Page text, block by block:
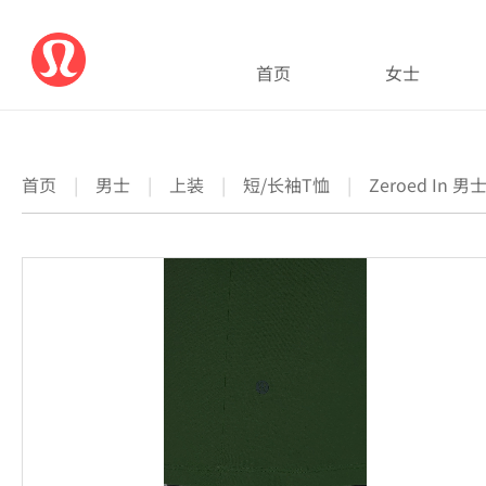
首页 女士
首页 | 男士 | 上装 | 短/长袖T恤 | Zeroed In 男